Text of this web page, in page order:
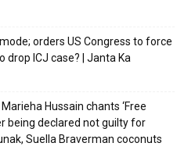
orders US Congress to force
drop ICJ case? | Janta Ka
Hussain chants ‘Free
being declared not guilty for
Suella Braverman coconuts